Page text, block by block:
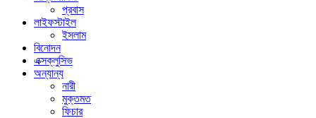
প্রবাস
লাইফস্টাইল
ইসলাম
বিনোদন
এক্সক্লুসিভ
অন্যান্য
নারী
মুক্তমত
ফিচার